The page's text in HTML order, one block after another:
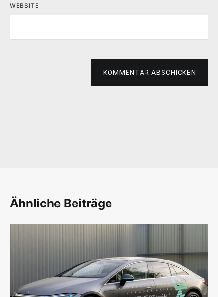
WEBSITE
KOMMENTAR ABSCHICKEN
Ähnliche Beiträge